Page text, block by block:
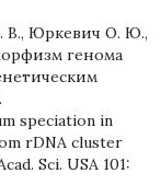
В., Юркевич О. Ю.,
генома
speciation in
rDNA cluster
Sci. USA 101: